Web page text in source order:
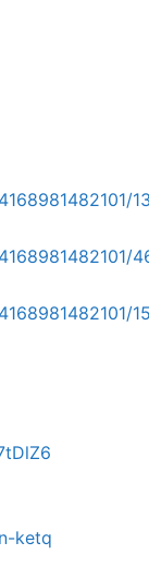
ketq